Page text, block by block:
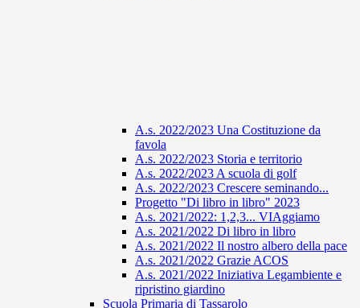
A.s. 2022/2023 Una Costituzione da
favola
A.s. 2022/2023 Storia e territorio
A.s. 2022/2023 A scuola di golf
A.s. 2022/2023 Crescere seminando...
Progetto "Di libro in libro" 2023
A.s. 2021/2022: 1,2,3... VIAggiamo
A.s. 2021/2022 Di libro in libro
A.s. 2021/2022 Il nostro albero della pace
A.s. 2021/2022 Grazie ACOS
A.s. 2021/2022 Iniziativa Legambiente e
ripristino giardino
Scuola Primaria di Tassarolo